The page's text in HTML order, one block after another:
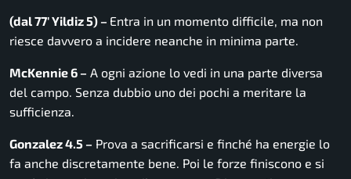
(dal 77′ Yildiz 5) – Entra in un momento difficile, ma non
riesce davvero a incidere neanche in minima parte.
McKennie 6 – A ogni azione lo vedi in una parte diversa
del campo. Senza dubbio uno dei pochi a meritare la
sufficienza.
Gonzalez 4.5 – Prova a sacrificarsi e finché ha energie lo
fa anche discretamente bene. Poi le forze finiscono e si